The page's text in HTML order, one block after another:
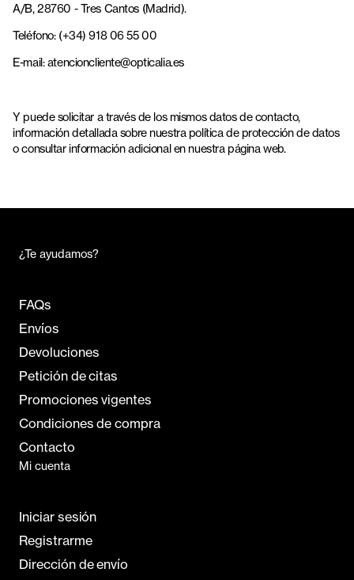
A/B, 28760 - Tres Cantos (Madrid).
Teléfono: (+34) 918 06 55 00
E-mail: atencioncliente@opticalia.es
Y puede solicitar a través de los mismos datos de contacto,
información detallada sobre nuestra política de protección de datos
o consultar información adicional en nuestra página web.
¿Te ayudamos?
FAQs
Envíos
Devoluciones
Petición de citas
Promociones vigentes
Condiciones de compra
Contacto
Mi cuenta
Iniciar sesión
Registrarme
Dirección de envío